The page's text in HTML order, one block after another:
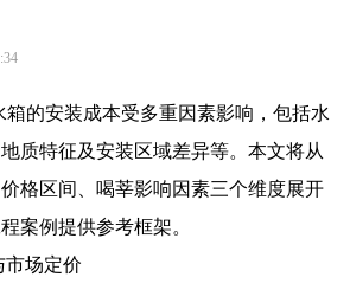
箱的安装成本受多重因素影响，包括水
质特征及安装区域差异等。本文将从
格区间、喝莘影响因素三个维度展开
案例提供参考框架。
市场定价